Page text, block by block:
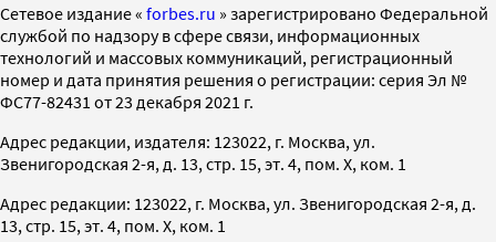
Cетевое издание « forbes.ru » зарегистрировано Федеральной
службой по надзору в сфере связи, информационных
технологий и массовых коммуникаций, регистрационный
номер и дата принятия решения о регистрации: серия Эл №
ФС77-82431 от 23 декабря 2021 г.
Адрес редакции, издателя: 123022, г. Москва, ул.
Звенигородская 2-я, д. 13, стр. 15, эт. 4, пом. X, ком. 1
Адрес редакции: 123022, г. Москва, ул. Звенигородская 2-я, д.
13, стр. 15, эт. 4, пом. X, ком. 1